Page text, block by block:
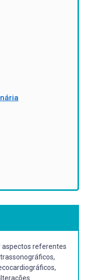
aspectos referentes